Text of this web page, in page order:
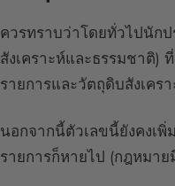
ควรทราบว่าโดยทั่วไปนัก
สังเคราะห์และธรรมชาติ)
รายการและวัตถุดิบสังเคร
นอกจากนี้ตัวเลขนี้ยังคงเ
รายการก็หายไป (กฎหมา